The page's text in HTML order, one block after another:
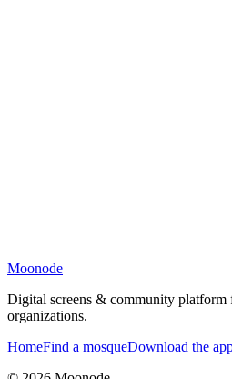
Moonode
Digital screens & community platform
organizations.
HomeFind a mosqueDownload the